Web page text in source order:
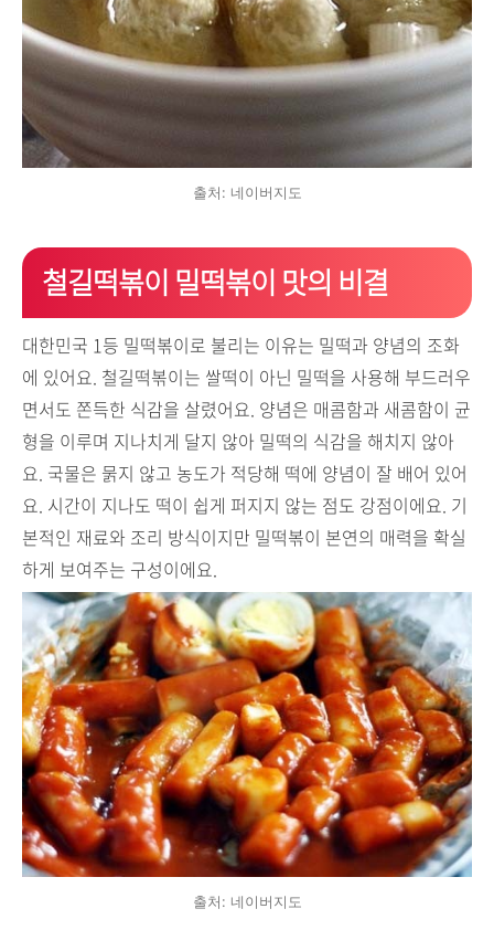
출처: 네이버지도
철길떡볶이 밀떡볶이 맛의 비결
대한민국 1등 밀떡볶이로 불리는 이유는 밀떡과 양념의 조화
에 있어요. 철길떡볶이는 쌀떡이 아닌 밀떡을 사용해 부드러우
면서도 쫀득한 식감을 살렸어요. 양념은 매콤함과 새콤함이 균
형을 이루며 지나치게 달지 않아 밀떡의 식감을 해치지 않아
요. 국물은 묽지 않고 농도가 적당해 떡에 양념이 잘 배어 있어
요. 시간이 지나도 떡이 쉽게 퍼지지 않는 점도 강점이에요. 기
본적인 재료와 조리 방식이지만 밀떡볶이 본연의 매력을 확실
하게 보여주는 구성이에요.
출처: 네이버지도